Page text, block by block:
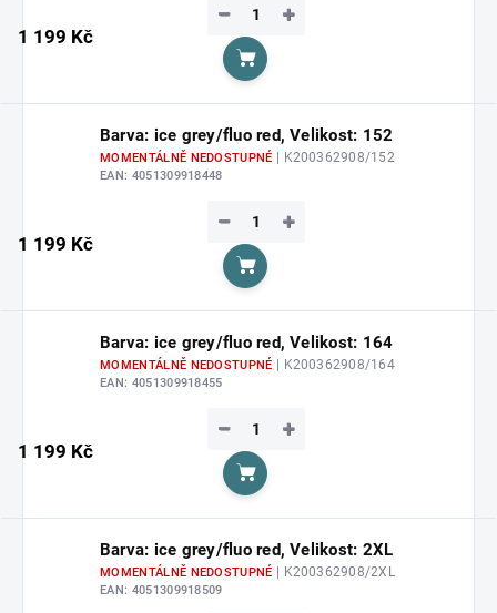
1 199 Kč
+
−
Do košíku
Barva: ice grey/fluo red, Velikost: 152
MOMENTÁLNĚ NEDOSTUPNÉ | K200362908/152
EAN: 4051309918448
1 199 Kč
+
−
Do košíku
Barva: ice grey/fluo red, Velikost: 164
MOMENTÁLNĚ NEDOSTUPNÉ | K200362908/164
EAN: 4051309918455
1 199 Kč
+
−
Do košíku
Barva: ice grey/fluo red, Velikost: 2XL
MOMENTÁLNĚ NEDOSTUPNÉ | K200362908/2XL
EAN: 4051309918509